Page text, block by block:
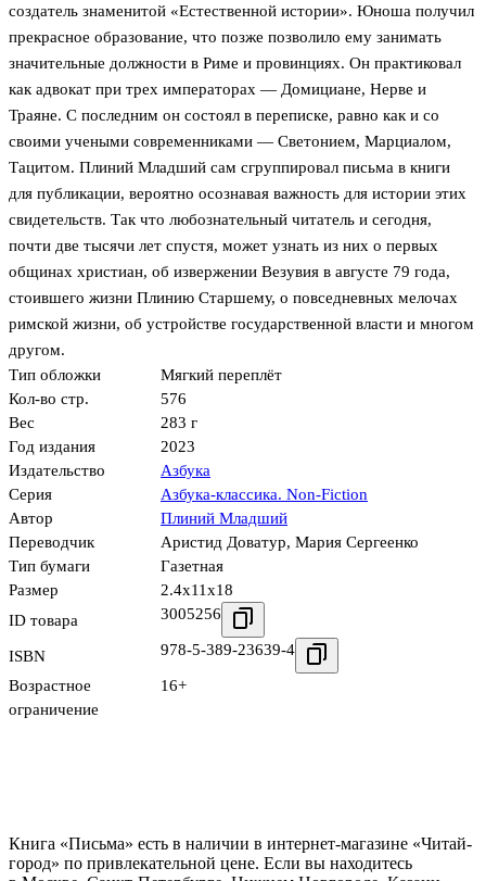
создатель знаменитой «Естественной истории». Юноша получил
прекрасное образование, что позже позволило ему занимать
значительные должности в Риме и провинциях. Он практиковал
как адвокат при трех императорах — Домициане, Нерве и
Траяне. С последним он состоял в переписке, равно как и со
своими учеными современниками — Светонием, Марциалом,
Тацитом. Плиний Младший сам сгруппировал письма в книги
для публикации, вероятно осознавая важность для истории этих
свидетельств. Так что любознательный читатель и сегодня,
почти две тысячи лет спустя, может узнать из них о первых
общинах христиан, об извержении Везувия в августе 79 года,
стоившего жизни Плинию Старшему, о повседневных мелочах
римской жизни, об устройстве государственной власти и многом
другом.
Тип обложки
Мягкий переплёт
Кол-во стр.
576
Вес
283 г
Год издания
2023
Издательство
Азбука
Серия
Азбука-классика. Non-Fiction
Автор
Плиний Младший
Переводчик
Аристид Доватур, Мария Сергеенко
Тип бумаги
Газетная
Размер
2.4x11x18
ID товара
3005256
ISBN 978-5-389-23639-4
Возрастное
ограничение
16+
Книга «Письма» есть в наличии в интернет-магазине «Читай-
город» по привлекательной цене. Если вы находитесь